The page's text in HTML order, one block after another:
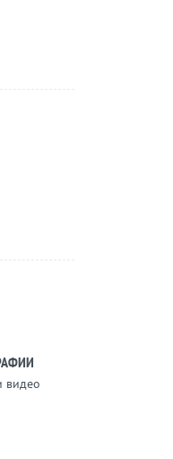
видео